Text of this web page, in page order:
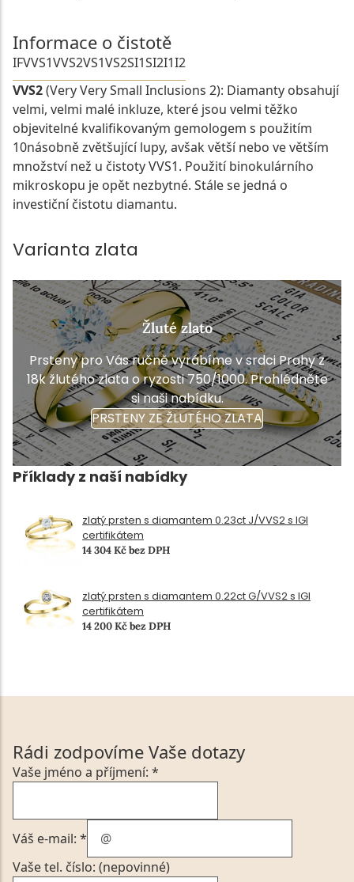
Informace o čistotě
IFVVS1VVS2VS1VS2SI1SI2I1I2
VVS2(Very Very Small Inclusions 2): Diamanty obsahují
velmi, velmi malé inkluze, které jsou velmi těžko
objevitelné kvalifikovaným gemologem s použitím
10násobně zvětšující lupy, avšak větší nebo ve větším
množství než u čistoty VVS1. Použití binokulárního
mikroskopu je opět nezbytné. Stále se jedná o
investiční čistotu diamantu.
Varianta zlata
Žluté zlato
Prsteny pro Vás ručně vyrábíme v srdci Prahy z
18k žlutého zlata o ryzosti 750/1000. Prohlédněte
si naši nabídku.
PRSTENY ZE ŽLUTÉHO ZLATA
Příklady z naší nabídky
zlatý prsten s diamantem 0.23ct J/VVS2 s IGI
certifikátem
14 304 Kč bez DPH
zlatý prsten s diamantem 0.22ct G/VVS2 s IGI
certifikátem
14 200 Kč bez DPH
Rádi zodpovíme Vaše dotazy
Vaše jméno a příjmení: *
Váš e-mail: *
Vaše tel. číslo: (nepovinné)